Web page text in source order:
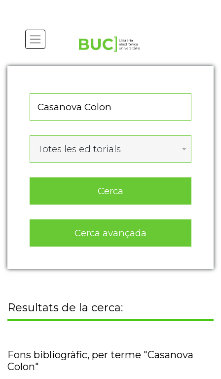
Totes les editorials
Cerca
Cerca avançada
Resultats de la cerca:
Fons bibliogràfic, per terme "Casanova
Colon"